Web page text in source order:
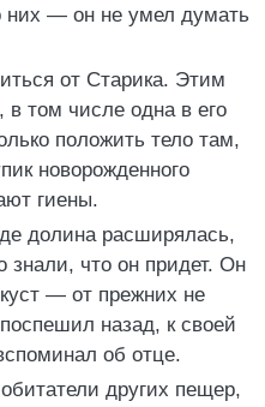
— он не умел думать
от Старика. Этим
том числе одна в его
положить тело там,
новорожденного
гиены.
долина расширялась,
знали, что он придет. Он
— от прежних не
назад, к своей
об отце.
других пещер,